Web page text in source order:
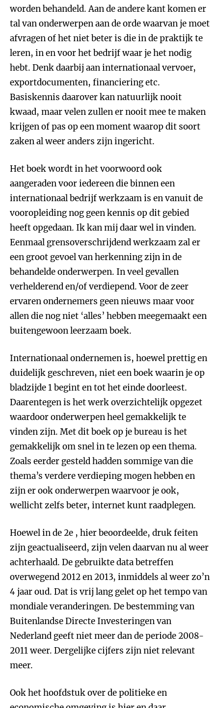
worden behandeld. Aan de andere kant komen er
tal van onderwerpen aan de orde waarvan je moet
afvragen of het niet beter is die in de praktijk te
leren, in en voor het bedrijf waar je het nodig
hebt. Denk daarbij aan internationaal vervoer,
exportdocumenten, financiering etc.
Basiskennis daarover kan natuurlijk nooit
kwaad, maar velen zullen er nooit mee te maken
krijgen of pas op een moment waarop dit soort
zaken al weer anders zijn ingericht.
Het boek wordt in het voorwoord ook
aangeraden voor iedereen die binnen een
internationaal bedrijf werkzaam is en vanuit de
vooropleiding nog geen kennis op dit gebied
heeft opgedaan. Ik kan mij daar wel in vinden.
Eenmaal grensoverschrijdend werkzaam zal er
een groot gevoel van herkenning zijn in de
behandelde onderwerpen. In veel gevallen
verhelderend en/of verdiepend. Voor de zeer
ervaren ondernemers geen nieuws maar voor
allen die nog niet ‘alles’ hebben meegemaakt een
buitengewoon leerzaam boek.
Internationaal ondernemen is, hoewel prettig en
duidelijk geschreven, niet een boek waarin je op
bladzijde 1 begint en tot het einde doorleest.
Daarentegen is het werk overzichtelijk opgezet
waardoor onderwerpen heel gemakkelijk te
vinden zijn. Met dit boek op je bureau is het
gemakkelijk om snel in te lezen op een thema.
Zoals eerder gesteld hadden sommige van die
thema’s verdere verdieping mogen hebben en
zijn er ook onderwerpen waarvoor je ook,
wellicht zelfs beter, internet kunt raadplegen.
Hoewel in de 2e , hier beoordeelde, druk feiten
zijn geactualiseerd, zijn velen daarvan nu al weer
achterhaald. De gebruikte data betreffen
overwegend 2012 en 2013, inmiddels al weer zo’n
4 jaar oud. Dat is vrij lang gelet op het tempo van
mondiale veranderingen. De bestemming van
Buitenlandse Directe Investeringen van
Nederland geeft niet meer dan de periode 2008-
2011 weer. Dergelijke cijfers zijn niet relevant
meer.
Ook het hoofdstuk over de politieke en